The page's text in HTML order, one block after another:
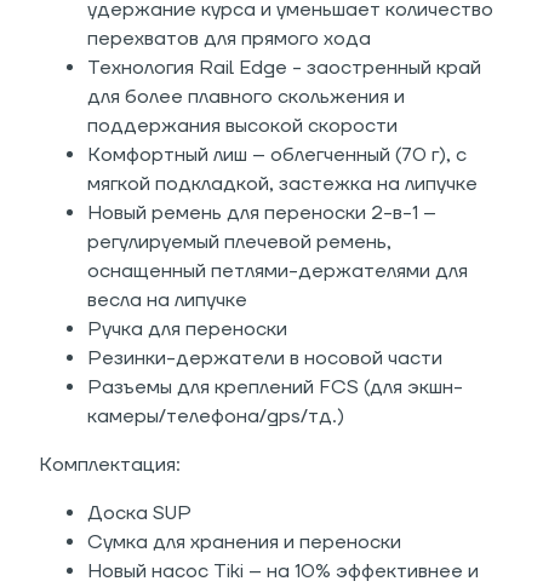
удержание курса и уменьшает количество
перехватов для прямого хода
Технология Rail Edge - заостренный край
для более плавного скольжения и
поддержания высокой скорости
Комфортный лиш – облегченный (70 г), с
мягкой подкладкой, застежка на липучке
Новый ремень для переноски 2-в-1 –
регулируемый плечевой ремень,
оснащенный петлями-держателями для
весла на липучке
Ручка для переноски
Резинки-держатели в носовой части
Разъемы для креплений FCS (для экшн-
камеры/телефона/gps/тд.)
Комплектация:
Доска SUP
Сумка для хранения и переноски
Новый насос Tiki – на 10% эффективнее и